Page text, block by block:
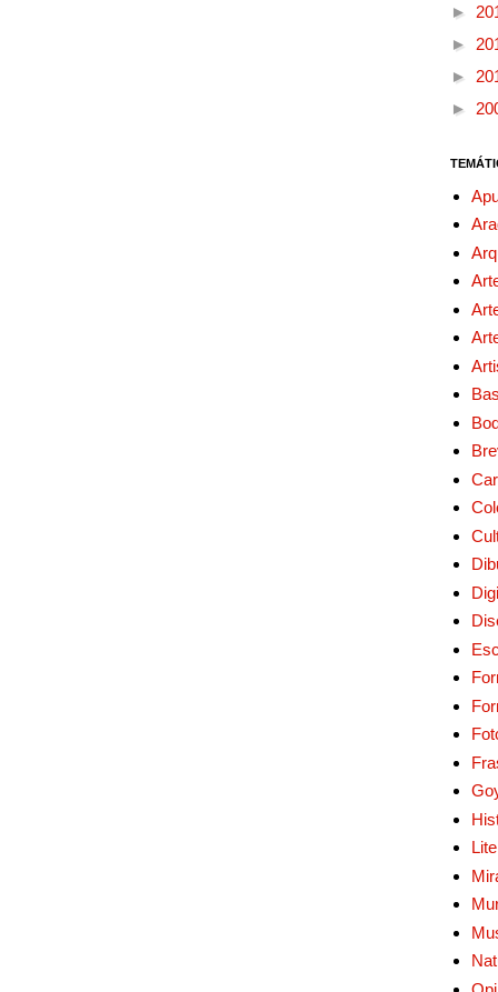
►
►
►
►